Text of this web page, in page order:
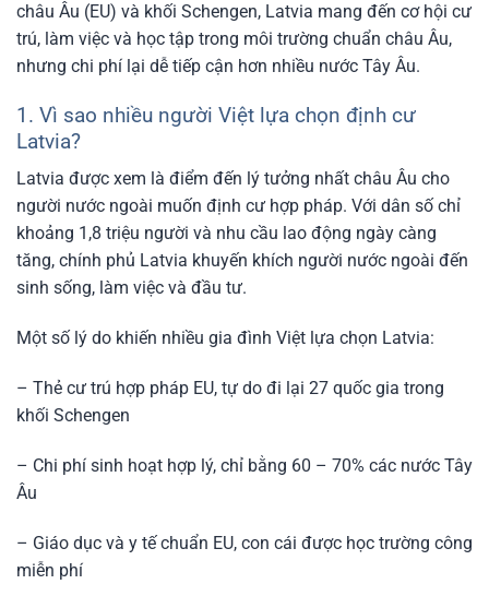
châu Âu (EU) và khối Schengen, Latvia mang đến cơ hội cư
trú, làm việc và học tập trong môi trường chuẩn châu Âu,
nhưng chi phí lại dễ tiếp cận hơn nhiều nước Tây Âu.
1. Vì sao nhiều người Việt lựa chọn định cư
Latvia?
Latvia được xem là điểm đến lý tưởng nhất châu Âu cho
người nước ngoài muốn định cư hợp pháp. Với dân số chỉ
khoảng 1,8 triệu người và nhu cầu lao động ngày càng
tăng, chính phủ Latvia khuyến khích người nước ngoài đến
sinh sống, làm việc và đầu tư.
Một số lý do khiến nhiều gia đình Việt lựa chọn Latvia:
– Thẻ cư trú hợp pháp EU, tự do đi lại 27 quốc gia trong
khối Schengen
– Chi phí sinh hoạt hợp lý, chỉ bằng 60 – 70% các nước Tây
Âu
– Giáo dục và y tế chuẩn EU, con cái được học trường công
miễn phí